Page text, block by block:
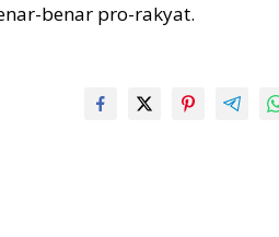
benar pro-rakyat.